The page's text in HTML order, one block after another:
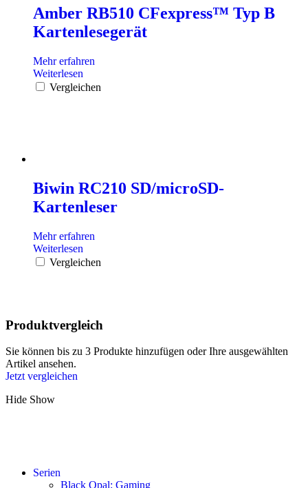
Amber RB510 CFexpress™ Typ B
Kartenlesegerät
Mehr erfahren
Weiterlesen
Vergleichen
Biwin RC210 SD/microSD-
Kartenleser
Mehr erfahren
Weiterlesen
Vergleichen
Produktvergleich
Sie können bis zu 3 Produkte hinzufügen oder Ihre ausgewählten
Artikel ansehen.
Jetzt vergleichen
Hide Show
Serien
Black Opal: Gaming